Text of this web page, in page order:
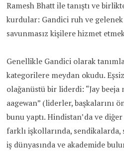
Ramesh Bhatt ile tanıştı ve
kurdular: Gandici ruh ve
savunmasız kişilere hizmet
Genellikle Gandici olarak
kategorilere meydan okudu.
olağanüstü bir liderdi: “Jay beeja
aagewan” (liderler, başkalarını
bunu yaptı. Hindistan’da ve
farklı işkollarında,
iş dünyasında ve akademide